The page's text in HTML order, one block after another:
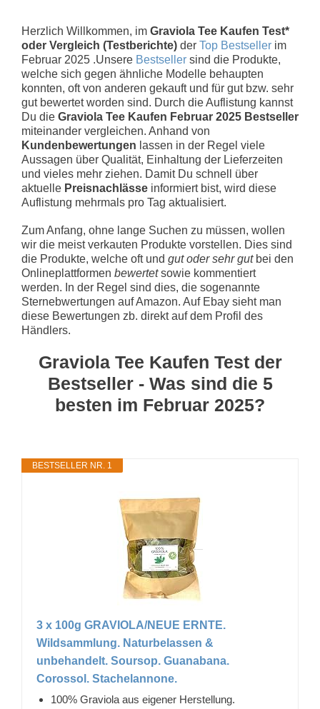
Herzlich Willkommen, im Graviola Tee Kaufen Test*
oder Vergleich (Testberichte) der Top Bestseller im
Februar 2025 .Unsere Bestseller sind die Produkte,
welche sich gegen ähnliche Modelle behaupten
konnten, oft von anderen gekauft und für gut bzw. sehr
gut bewertet worden sind. Durch die Auflistung kannst
Du die Graviola Tee Kaufen Februar 2025 Bestseller
miteinander vergleichen. Anhand von
Kundenbewertungen lassen in der Regel viele
Aussagen über Qualität, Einhaltung der Lieferzeiten
und vieles mehr ziehen. Damit Du schnell über
aktuelle Preisnachlässe informiert bist, wird diese
Auflistung mehrmals pro Tag aktualisiert.
Zum Anfang, ohne lange Suchen zu müssen, wollen
wir die meist verkauten Produkte vorstellen. Dies sind
die Produkte, welche oft und gut oder sehr gutbei den
Onlineplattformen bewertetsowie kommentiert
werden. In der Regel sind dies, die sogenannte
Sternebwertungen auf Amazon. Auf Ebay sieht man
diese Bewertungen zb. direkt auf dem Profil des
Händlers.
Graviola Tee Kaufen Test der
Bestseller - Was sind die 5
besten im Februar 2025?
BESTSELLER NR. 1
3 x 100g GRAVIOLA/NEUE ERNTE.
Wildsammlung. Naturbelassen &
unbehandelt. Soursop. Guanabana.
Corossol. Stachelannone.
100% Graviola aus eigener Herstellung.